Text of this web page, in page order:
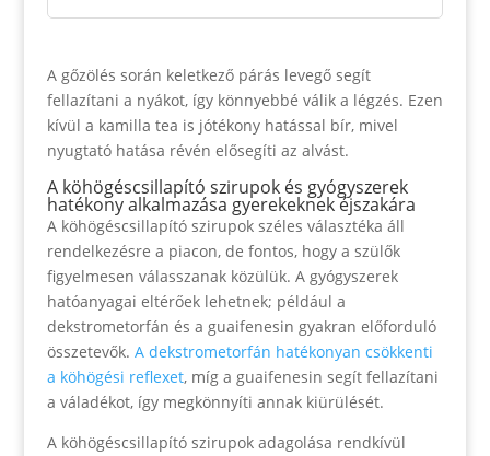
A gőzölés során keletkező párás levegő segít
fellazítani a nyákot, így könnyebbé válik a légzés. Ezen
kívül a kamilla tea is jótékony hatással bír, mivel
nyugtató hatása révén elősegíti az alvást.
A köhögéscsillapító szirupok és gyógyszerek
hatékony alkalmazása gyerekeknek éjszakára
A köhögéscsillapító szirupok széles választéka áll
rendelkezésre a piacon, de fontos, hogy a szülők
figyelmesen válasszanak közülük. A gyógyszerek
hatóanyagai eltérőek lehetnek; például a
dekstrometorfán és a guaifenesin gyakran előforduló
összetevők. A dekstrometorfán hatékonyan csökkenti
a köhögési reflexet, míg a guaifenesin segít fellazítani
a váladékot, így megkönnyíti annak kiürülését.
A köhögéscsillapító szirupok adagolása rendkívül